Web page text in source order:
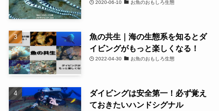
2020-06-10 お魚のおもしろ生態
魚の共生｜海の生態系を知るとダ
イビングがもっと楽しくなる！
2022-04-30 お魚のおもしろ生態
ダイビングは安全第一！必ず覚え
ておきたいハンドシグナル